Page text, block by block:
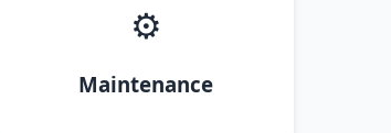
⚙️
Maintenance